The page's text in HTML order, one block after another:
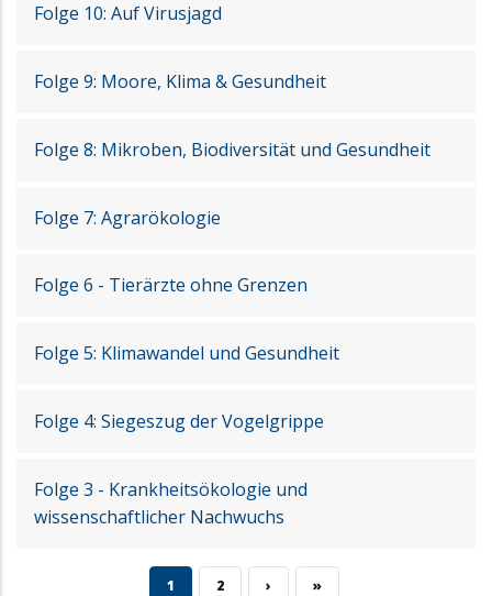
Folge 10: Auf Virusjagd
Folge 9: Moore, Klima & Gesundheit
Folge 8: Mikroben, Biodiversität und Gesundheit
Folge 7: Agrarökologie
Folge 6 - Tierärzte ohne Grenzen
Folge 5: Klimawandel und Gesundheit
Folge 4: Siegeszug der Vogelgrippe
Folge 3 - Krankheitsökologie und
wissenschaftlicher Nachwuchs
CURRENT PAGE
1 PAGE
2 NEXT PAGE
› LAST PAGE
»